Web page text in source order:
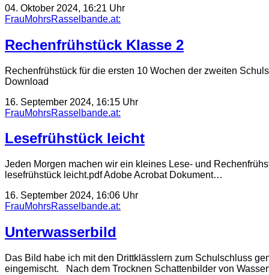
04. Oktober 2024, 16:21 Uhr
FrauMohrsRasselbande.at:
Rechenfrühstück Klasse 2
Rechenfrühstück für die ersten 10 Wochen der zweiten
Download
16. September 2024, 16:15 Uhr
FrauMohrsRasselbande.at:
Lesefrühstück leicht
Jeden Morgen machen wir ein kleines Lese- und
lesefrühstück leicht.pdf Adobe Acrobat Dokument…
16. September 2024, 16:06 Uhr
FrauMohrsRasselbande.at:
Unterwasserbild
Das Bild habe ich mit den Drittklässlern zum Schulschluss
eingemischt. Nach dem Trocknen Schattenbilder von